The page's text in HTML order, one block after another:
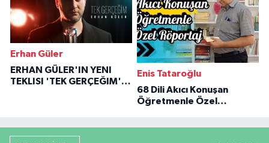
Erhan Güler
ERHAN GÜLER'IN YENI
TEKLISI 'TEK GERÇEĞIM'LE
Enis Tataroğlu
68 Dili Akıcı Konuşan
Öğretmenle Özel